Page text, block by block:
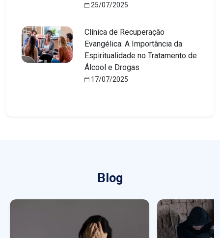
25/07/2025
Clínica de Recuperação
Evangélica: A Importância da
Espiritualidade no Tratamento de
Álcool e Drogas
17/07/2025
Blog